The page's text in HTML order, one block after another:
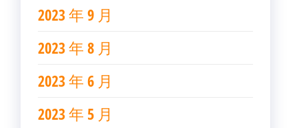
2023 年 9 月
2023 年 8 月
2023 年 6 月
2023 年 5 月